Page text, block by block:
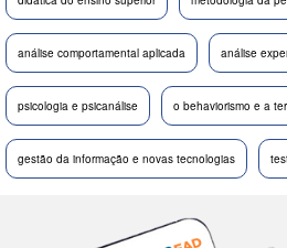
análise comportamental aplicada análise
psicologia e psicanálise o behaviorismo e a
gestão da informação e novas tecnologias